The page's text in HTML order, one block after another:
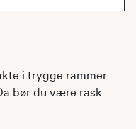
i trygge rammer
bør du være rask